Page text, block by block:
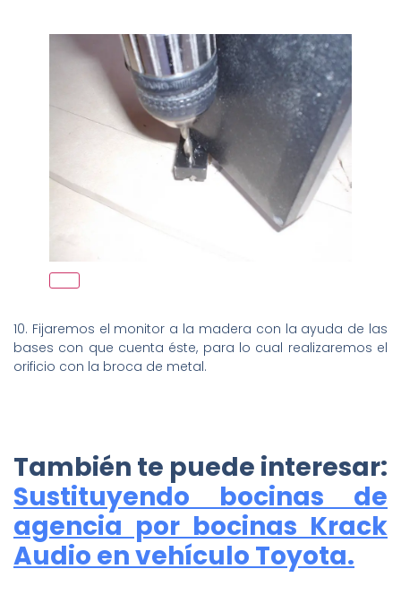
10. Fijaremos el monitor a la madera con la ayuda de las
bases con que cuenta éste, para lo cual realizaremos el
orificio con la broca de metal.
También te puede interesar:
Sustituyendo bocinas de
agencia por bocinas Krack
Audio en vehículo Toyota.